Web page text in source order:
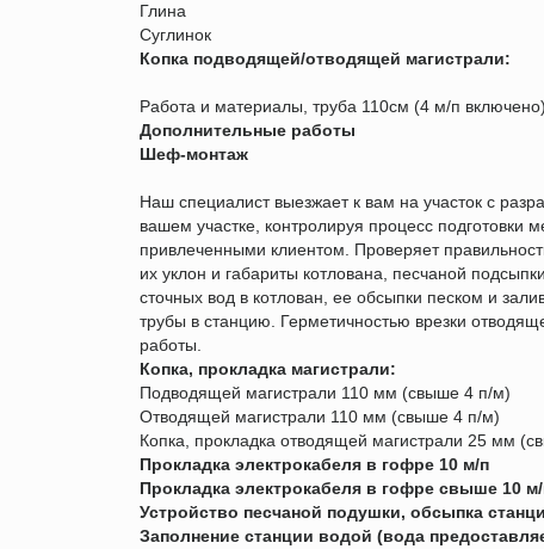
Глина
Суглинок
Копка подводящей/отводящей магистрали:
Работа и материалы, труба 110см (4 м/п включено)
Дополнительные работы
Шеф-монтаж
Наш специалист выезжает к вам на участок с
вашем участке, контролируя процесс подготовки
привлеченными клиентом. Проверяет
их уклон и габариты котлована, песчаной
сточных вод в котлован, ее обсыпки песком и
трубы в станцию. Герметичностью врезки
работы.
Копка, прокладка магистрали:
Подводящей магистрали 110 мм (свыше 4 п/м)
Отводящей магистрали 110 мм (свыше 4 п/м)
Копка, прокладка отводящей магистрали 25 мм
Прокладка электрокабеля в гофре 10 м/п
Прокладка электрокабеля в гофре свыше 10
Устройство песчаной подушки, обсыпка
Заполнение станции водой (вода